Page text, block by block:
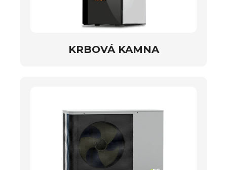
KRBOVÁ KAMNA